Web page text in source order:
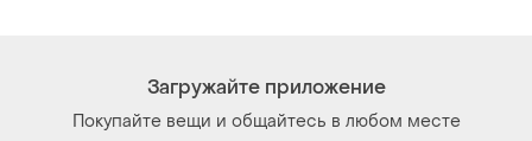
Загружайте приложение
Покупайте вещи и общайтесь в любом месте